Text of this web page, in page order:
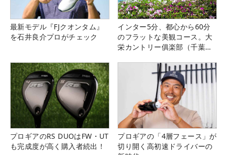
最新モデル『FJクオンタム』
を石井良介プロがチェック
インター5分、都心から60分
のフラットな美観コース。大
栄カントリー俱楽部（千葉
プロギアのRS DUOはFW・UT
も完成度が高く購入者続出！
プロギアの「4層フェース」が
切り開く高初速ドライバーの